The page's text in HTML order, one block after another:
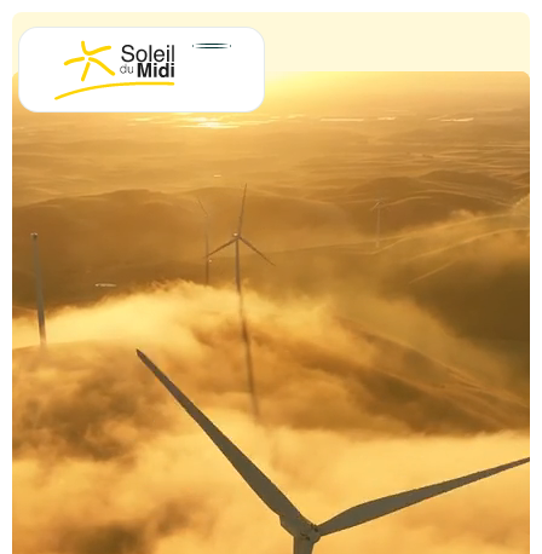
Panneau de gestion des cookies